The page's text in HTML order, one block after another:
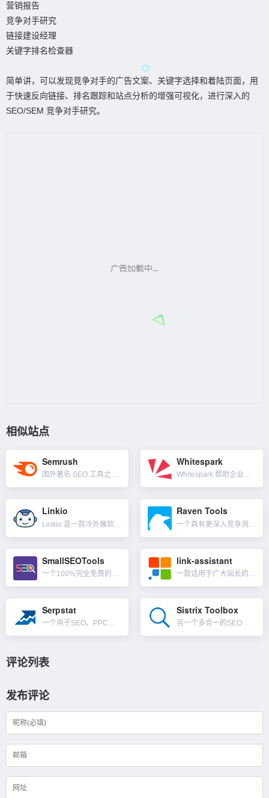
营销报告
竞争对手研究
链接建设经理
关键字排名检查器
简单讲，可以发现竞争对手的广告文案、关键字选择和着陆页面，用
于快速反向链接、排名跟踪和站点分析的增强可视化，进行深入的
SEO/SEM 竞争对手研究。
相似站点
Semrush
国外著名 SEO 工具之一，专门从事关键字研究、竞争对手分析和谷歌广告活动优化。是一个用于搜索、内容、社交媒体和市场研究的工具，有超过 142 个国家/地区的数据。功能涵盖关键字排名跟踪器、站点健康检...
Whitespark
Whitespark 帮助企业从 Google 获得更多本地客户。使用 Whitespark 的软件、SEO 服务和引文服务提高排名、推动业务并快速跟踪你的本地 SEO 成功。为企业、机构和小型企业解...
Linkio Raven Tools
SmallSEOTools link-assistant
Serpstat
一个用于SEO、PPC和内容营销的一体化工具，可完成从关键字研究到链接分析的所有工作。主要由五个模块组成：排名跟踪、反向链接分析、搜索引擎优化审核关键词研究和竞争对手的分析。Serpstat扩展了他们...
Sistrix Toolbox
另一个多合一的SEO工具软件，和SEMrush，Ahrefs类似，Sistrix在德语国家以提供良好的搜索引擎优化工具而闻名，之后推出了一些额外的免费SEO工具，可以在没有帐户的情况下在线使用，而其它...
评论列表
发布评论